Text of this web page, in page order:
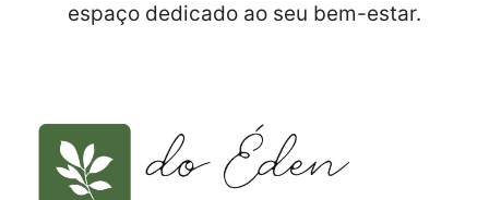
espaço dedicado ao seu bem-estar.